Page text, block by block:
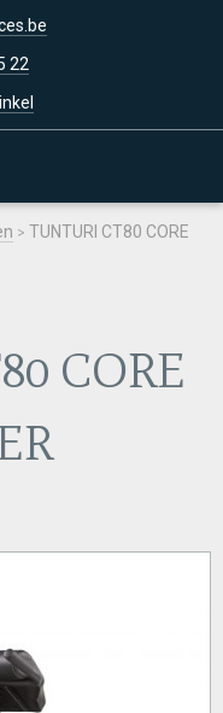
22
> TUNTURI CT80 CORE
CORE